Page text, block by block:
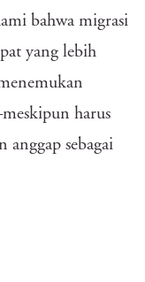
bahwa migrasi
yang lebih
harus
anggap sebagai